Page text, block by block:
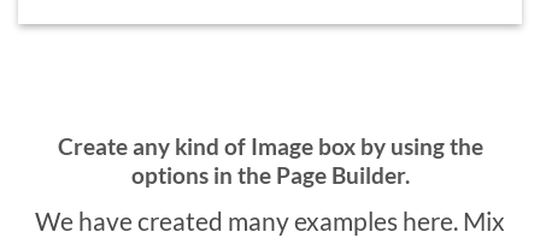
Create any kind of Image box by using the
options in the Page Builder.
We have created many examples here. Mix